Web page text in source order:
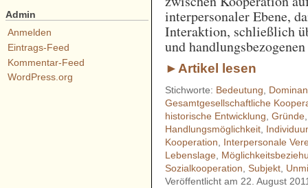
interpersonaler Ebene,
Interaktion, schließlich
und
►Artikel lesen
Stichworte: Bedeutung
Gesamtgesellschaftliche
historische Entwicklung ,Gründe
Handlungsmöglichkeit
Kooperation
Interpersonale
Lebenslage
Sozialkooperation ,Subjekt
Veröffentlicht am 22. August
Admin
Anmelden
Eintrags-Feed
Kommentar-Feed
WordPress.org